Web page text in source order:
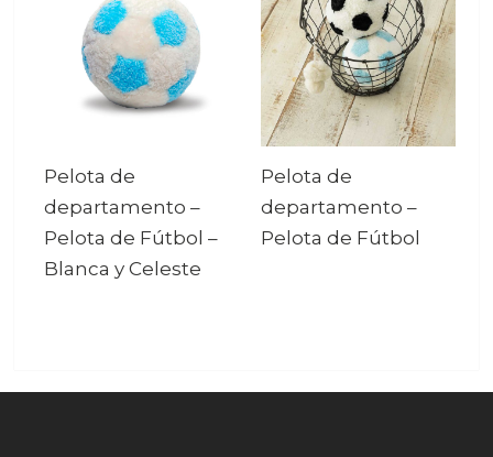
Pelota de
departamento –
Pelota de Fútbol –
Blanca y Celeste
Pelota de
departamento –
Pelota de Fútbol